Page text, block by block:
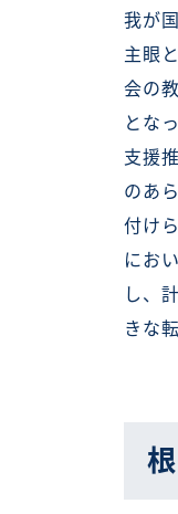
我が
主眼
会の
とな
支援
のあ
付け
にお
し、
きな